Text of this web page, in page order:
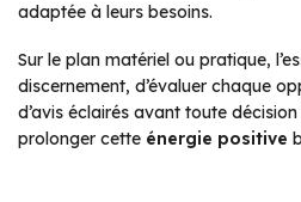
adaptée à leurs besoins.
Sur le plan matériel ou pratique,
discernement, d’évaluer chaque
d’avis éclairés avant toute
prolonger cette énergie positive